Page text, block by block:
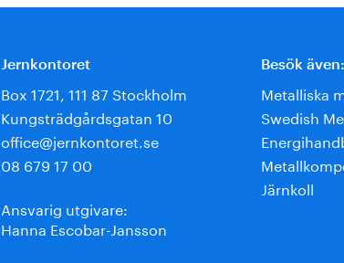
Jernkontoret
Box 1721, 111 87 Stockholm
Kungsträdgårdsgatan 10
office@jernkontoret.se
08 679 17 00
Ansvarig utgivare:
Hanna Escobar-Jansson
Besök även:
Metalliska
Swedish
Järnkoll